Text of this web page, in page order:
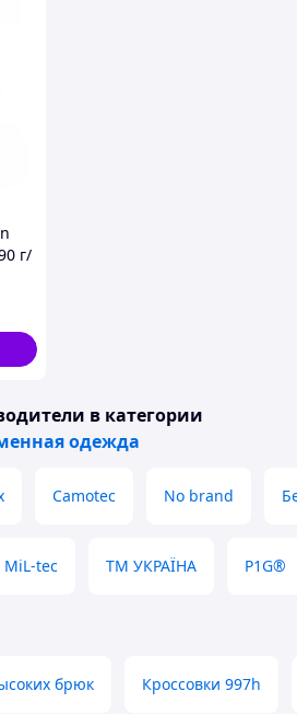
г/
в категории
одежда
Camotec No brand
MiL-tec ТМ УКРАЇНА P1G®
брюк Кроссовки 997h